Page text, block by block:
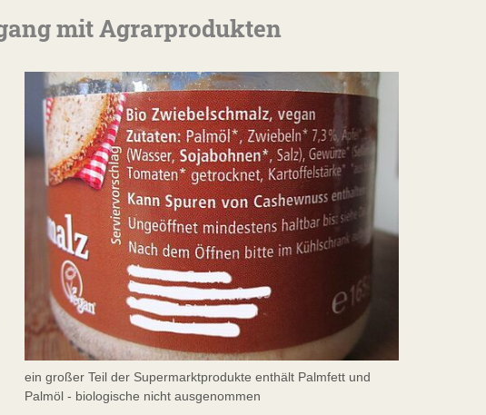
mit Agrarprodukten
ein großer Teil der Supermarktprodukte enthält Palmfett und
Palmöl - biologische nicht ausgenommen